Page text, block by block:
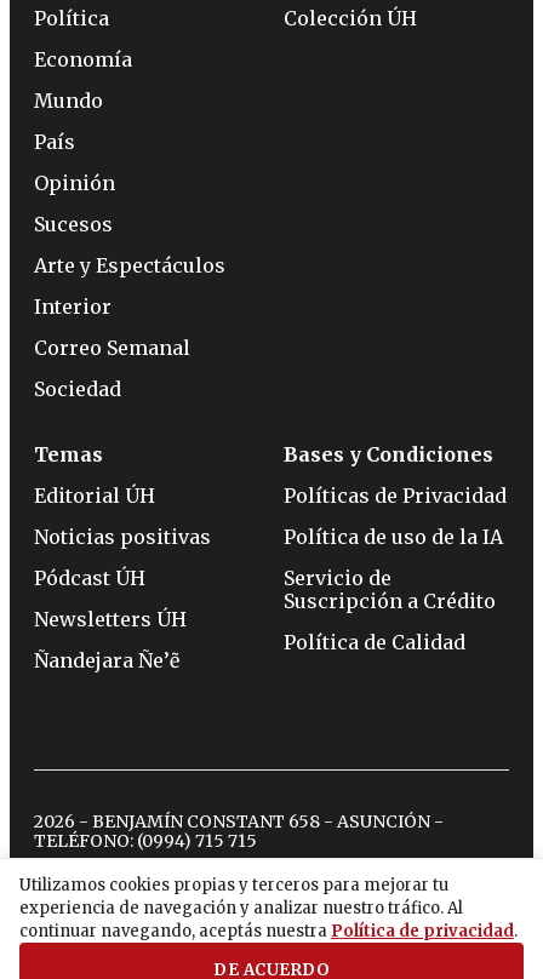
Utilizamos cookies propias y terceros para mejorar tu
experiencia de navegación y analizar nuestro tráfico. Al
continuar navegando, aceptás nuestra Política de privacidad.
DE ACUERDO
Política
Economía
Mundo
País
Opinión
Sucesos
Arte y Espectáculos
Interior
Correo Semanal
Sociedad
Colección ÚH
Temas
Editorial ÚH
Noticias positivas
Pódcast ÚH
Newsletters ÚH
Ñandejara Ñe’ẽ
Bases y Condiciones
Políticas de Privacidad
Política de uso de la IA
Servicio de
Suscripción a Crédito
Política de Calidad
2026 - BENJAMÍN CONSTANT 658 - ASUNCIÓN -
TELÉFONO: (0994) 715 715
twitterinstagram
facebook
tiktokyoutubespotify